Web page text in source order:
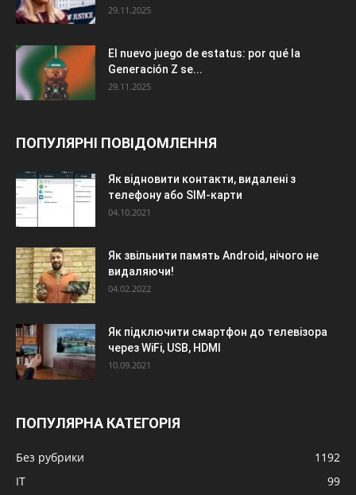
29.11.2025
El nuevo juego de estatus: por qué la
Generación Z se...
29.11.2025
ПОПУЛЯРНІ ПОВІДОМЛЕННЯ
Як відновити контакти, видалені з
телефону або SIM-карти
04.10.2021
Як звільнити память Android, нічого не
видаляючи!
04.02.2022
Як підключити смартфон до телевізора
через WiFi, USB, HDMI
10.09.2021
ПОПУЛЯРНА КАТЕГОРІЯ
Без рубрики
1192
IT
99